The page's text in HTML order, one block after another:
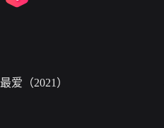
最爱（2021）